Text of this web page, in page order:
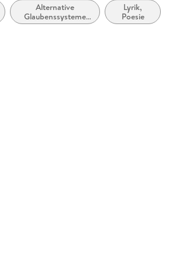
Alternative
Glaubenssysteme
und spirituelle
Lyrik,
Poesie